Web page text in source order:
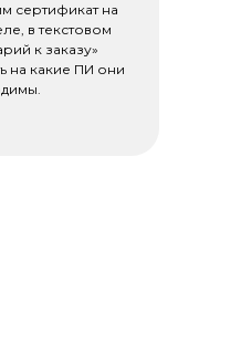
сертификат на
в текстовом
к заказу»
на какие ПИ они